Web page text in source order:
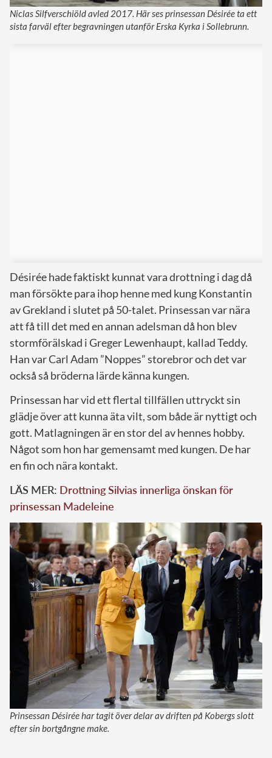
Niclas Silfverschiöld avled 2017. Här ses prinsessan Désirée ta ett
sista farväl efter begravningen utanför Erska Kyrka i Sollebrunn.
Désirée hade faktiskt kunnat vara drottning i dag då
man försökte para ihop henne med kung Konstantin
av Grekland i slutet på 50-talet. Prinsessan var nära
att få till det med en annan adelsman då hon blev
stormförälskad i Greger Lewenhaupt, kallad Teddy.
Han var Carl Adam ”Noppes” storebror och det var
också så bröderna lärde känna kungen.
Prinsessan har vid ett flertal tillfällen uttryckt sin
glädje över att kunna äta vilt, som både är nyttigt och
gott. Matlagningen är en stor del av hennes hobby.
Något som hon har gemensamt med kungen. De har
en fin och nära kontakt.
LÄS MER: Drottning Silvias innerliga önskan för
prinsessan Madeleine
Prinsessan Désirée har tagit över delar av driften på Kobergs slott
efter sin bortgångne make.